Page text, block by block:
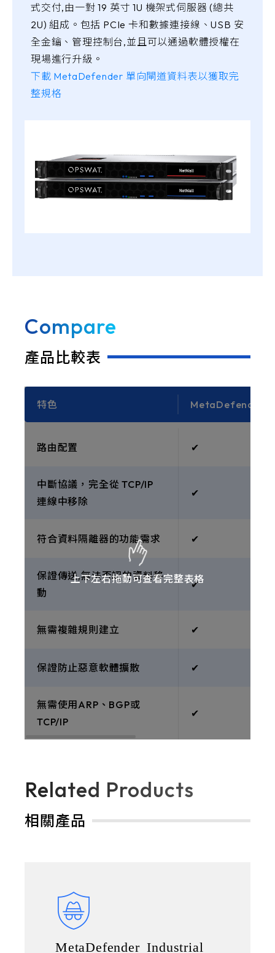
式交付,由一對 19 英寸 1U 機架式伺服器 (總共
2U) 組成。包括 PCIe 卡和數據連接線、USB 安
全金鑰、管理控制台,並且可以通過軟體授權在
現場進行升級。
下載 MetaDefender 單向閘道資料表以獲取完
整規格
Compare
產品比較表
上下左右拖動可查看完整表格
特色 MetaDefender
路由配置
中斷協議，完全從 TCP/IP
連線中移除
符合資料隔離器的功能需求
保證傳送,無法否認的資料移
動
無需複雜規則建立
保證防止惡意軟體擴散
無需使用ARP、BGP或
TCP/IP
✔︎
✔︎
✔︎
✔︎
✔︎
✔︎
✔︎
Related Products
相關產品
MetaDefender Industrial